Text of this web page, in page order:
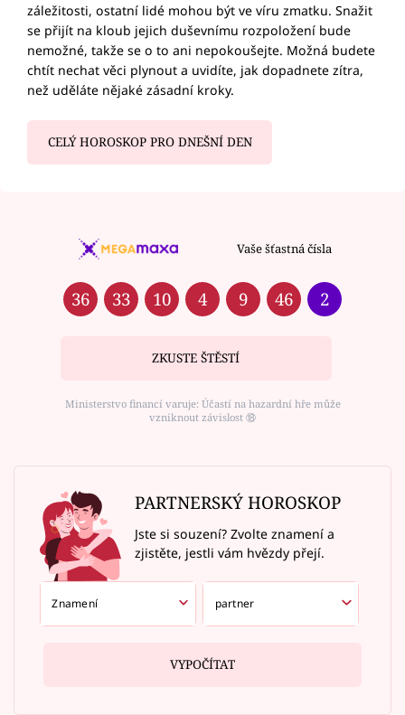
záležitosti, ostatní lidé mohou být ve víru zmatku. Snažit
se přijít na kloub jejich duševnímu rozpoložení bude
nemožné, takže se o to ani nepokoušejte. Možná budete
chtít nechat věci plynout a uvidíte, jak dopadnete zítra,
než uděláte nějaké zásadní kroky.
CELÝ HOROSKOP PRO DNEŠNÍ DEN
Vaše šťastná čísla
36 33 10 4 9 46 2
ZKUSTE ŠTĚSTÍ
Ministerstvo financí varuje: Účastí na hazardní hře může
vzniknout závislost ⑱
PARTNERSKÝ HOROSKOP
Jste si souzení? Zvolte znamení a
zjistěte, jestli vám hvězdy přejí.
VYPOČÍTAT